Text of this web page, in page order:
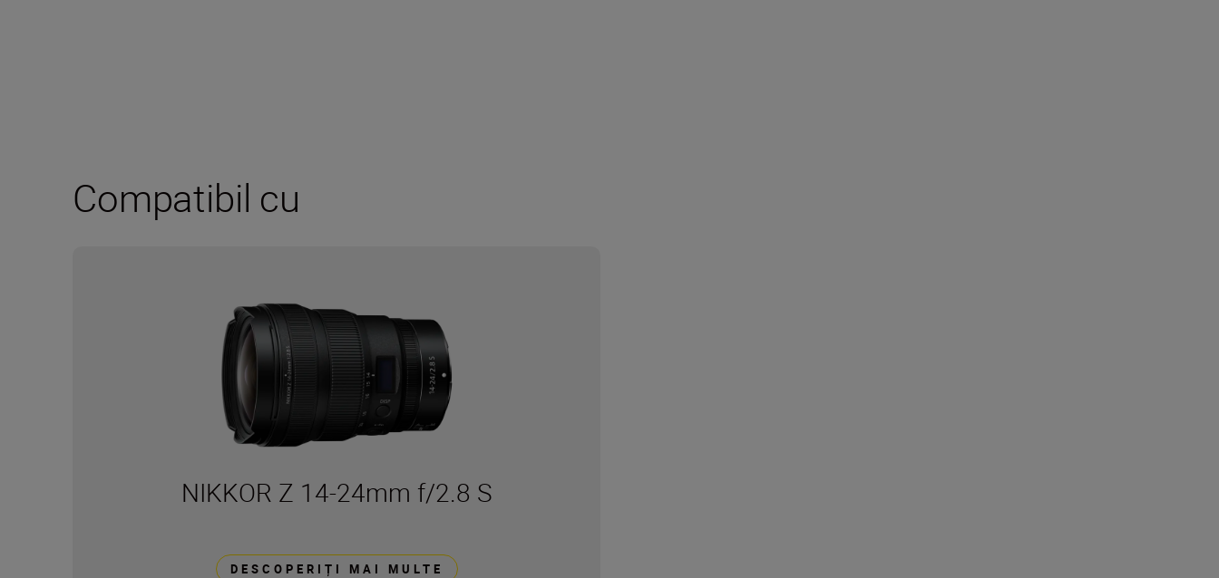
Compatibil cu
NIKKOR Z 14-24mm f/2.8 S
DESCOPERIȚI MAI MULTE